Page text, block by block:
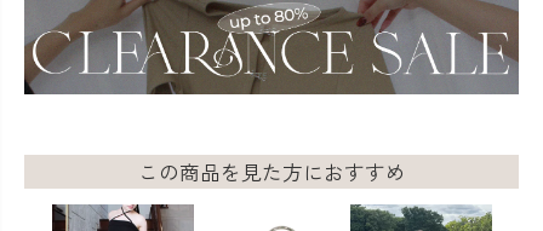
この商品を見た方におすすめ